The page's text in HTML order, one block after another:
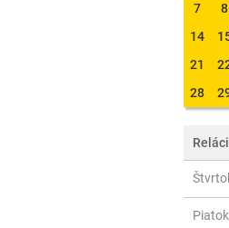
7
8
14
21
28